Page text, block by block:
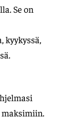
Se on
kyykyssä,
maksimiin.